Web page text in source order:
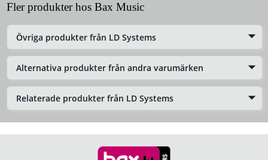
Fler produkter hos Bax Music
Övriga produkter från LD Systems
Alternativa produkter från andra varumärken
Relaterade produkter från LD Systems